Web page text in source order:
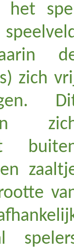
het
zich